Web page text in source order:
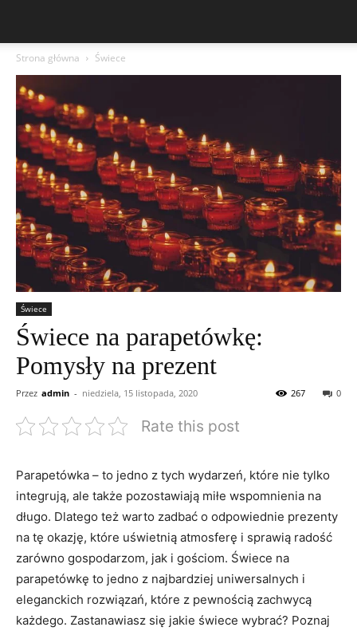
Strona główna Świece
Świece
Świece na parapetówkę:
Pomysły na prezent
Przez admin - niedziela, 15 listopada, 2020 0
267
Rate this post
Parapetówka​ – to jedno z tych wydarzeń,⁤ które ⁣nie tylko
integrują, ​ale⁣ także pozostawiają ⁢miłe wspomnienia na
długo. Dlatego też ⁣warto zadbać o odpowiednie prezenty
na​ tę okazję, które uświetnią atmosferę i sprawią radość⁤
zarówno ‍gospodarzom,⁢ jak i gościom. Świece na
parapetówkę to jedno z najbardziej uniwersalnych i
eleganckich rozwiązań, które⁢ z pewnością zachwycą
każdego. Zastanawiasz się jakie⁣ świece‍ wybrać? Poznaj